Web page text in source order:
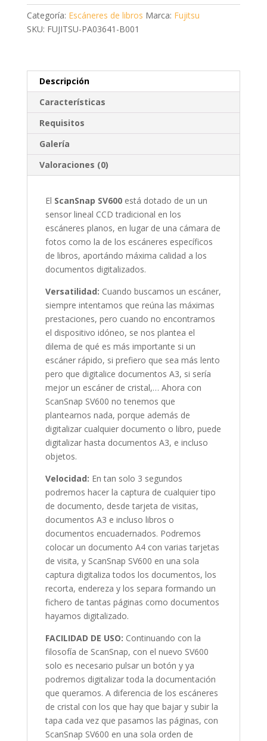
Categoría: Escáneres de libros Marca: Fujitsu
SKU: FUJITSU-PA03641-B001
Descripción
Características
Requisitos
Galería
Valoraciones (0)
El ScanSnap SV600está dotado de un un
sensor lineal CCD tradicional en los
escáneres planos, en lugar de una cámara de
fotos como la de los escáneres específicos
de libros, aportándo máxima calidad a los
documentos digitalizados.
Versatilidad: Cuando buscamos un escáner,
siempre intentamos que reúna las máximas
prestaciones, pero cuando no encontramos
el dispositivo idóneo, se nos plantea el
dilema de qué es más importante si un
escáner rápido, si prefiero que sea más lento
pero que digitalice documentos A3, si sería
mejor un escáner de cristal,… Ahora con
ScanSnap SV600 no tenemos que
plantearnos nada, porque además de
digitalizar cualquier documento o libro, puede
digitalizar hasta documentos A3, e incluso
objetos.
Velocidad: En tan solo 3 segundos
podremos hacer la captura de cualquier tipo
de documento, desde tarjeta de visitas,
documentos A3 e incluso libros o
documentos encuadernados. Podremos
colocar un documento A4 con varias tarjetas
de visita, y ScanSnap SV600 en una sola
captura digitaliza todos los documentos, los
recorta, endereza y los separa formando un
fichero de tantas páginas como documentos
hayamos digitalizado.
FACILIDAD DE USO: Continuando con la
filosofía de ScanSnap, con el nuevo SV600
solo es necesario pulsar un botón y ya
podremos digitalizar toda la documentación
que queramos. A diferencia de los escáneres
de cristal con los que hay que bajar y subir la
tapa cada vez que pasamos las páginas, con
ScanSnap SV600 en una sola orden de